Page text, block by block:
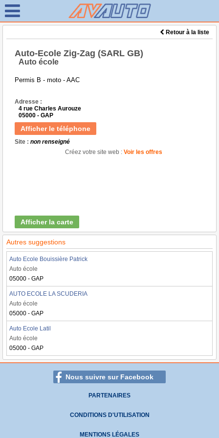
Retour à la liste
Auto-Ecole Zig-Zag (SARL GB)
Auto école
Permis B - moto - AAC
Adresse :
4 rue Charles Aurouze
05000 - GAP
Afficher le téléphone
Site : non renseigné
Créez votre site web : Voir les offres
Afficher la carte
Autres suggestions
Auto Ecole Bouissière Patrick
Auto école
05000 - GAP
AUTO ECOLE LA SCUDERIA
Auto école
05000 - GAP
Auto Ecole Latil
Auto école
05000 - GAP
Nous suivre sur Facebook
PARTENAIRES
CONDITIONS D'UTILISATION
MENTIONS LÉGALES